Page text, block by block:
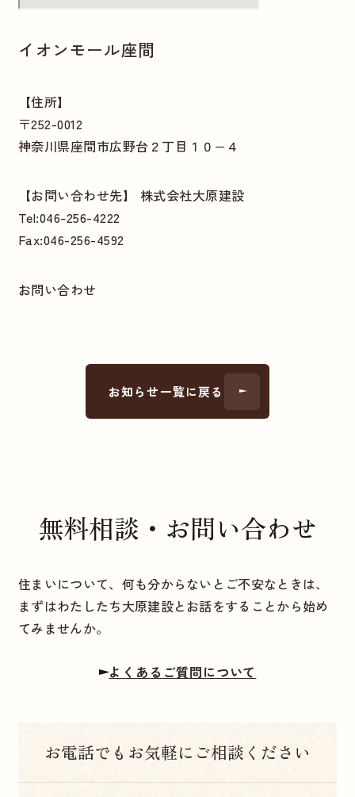
イオンモール座間
【住所】
〒252-0012
神奈川県座間市広野台２丁目１０−４
【お問い合わせ先】 株式会社大原建設
Tel:046-256-4222
Fax:046-256-4592
お問い合わせ
お知らせ一覧に戻る
無料相談・お問い合わせ
住まいについて、何も分からないとご不安なときは、
まずはわたしたち大原建設とお話をすることから始め
てみませんか。
よくあるご質問について
お電話でもお気軽にご相談ください